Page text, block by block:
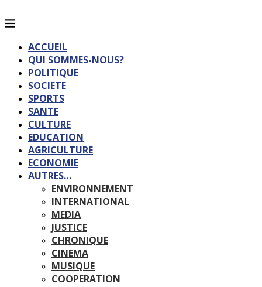
ACCUEIL
QUI SOMMES-NOUS?
POLITIQUE
SOCIETE
SPORTS
SANTE
CULTURE
EDUCATION
AGRICULTURE
ECONOMIE
AUTRES…
ENVIRONNEMENT
INTERNATIONAL
MEDIA
JUSTICE
CHRONIQUE
CINEMA
MUSIQUE
COOPERATION